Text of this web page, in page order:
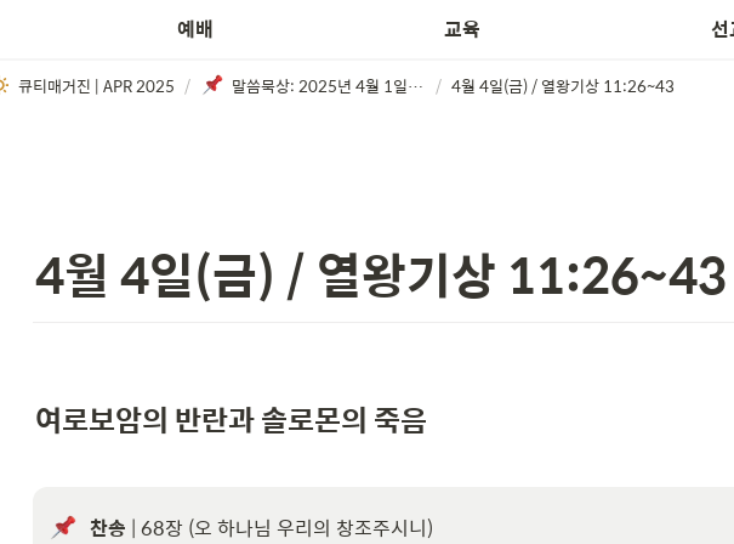
예배 교육 선
큐티매거진 | APR 2025 / 말씀묵상: 2025년 4월 1일 ~ 4월 5일 / 4월 4일(금) / 열왕기상 11:26~43
4월 4일(금) / 열왕기상 11:26~43
여로보암의 반란과 솔로몬의 죽음
찬송 | 68장 (오 하나님 우리의 창조주시니)